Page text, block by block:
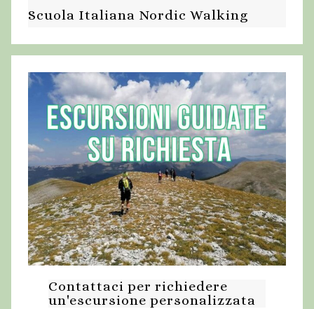
Scuola Italiana Nordic Walking
Contattaci per richiedere
un'escursione personalizzata